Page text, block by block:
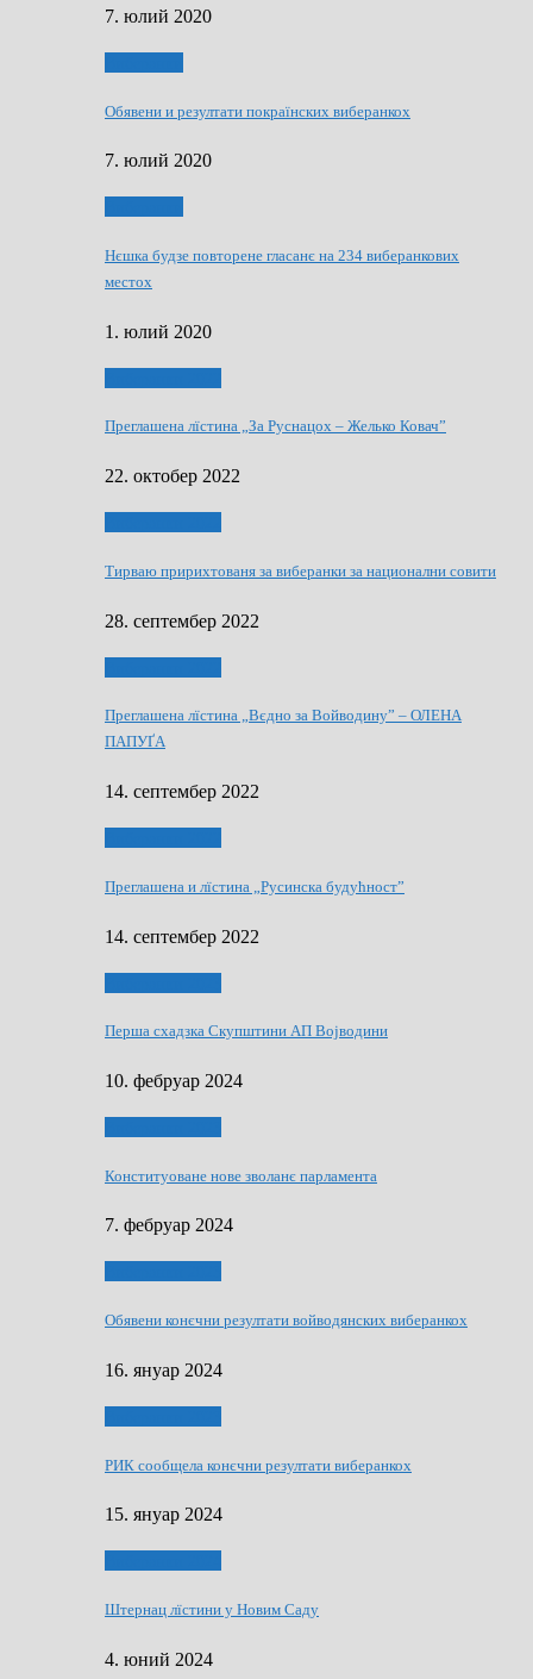
7. юлий 2020
Обявени и резултати покраїнских виберанкох
7. юлий 2020
Нєшка будзе повторене гласанє на 234 виберанкових
местох
1. юлий 2020
Преглашена лїстина „За Руснацох – Желько Ковач”
22. октобер 2022
Тирваю пририхтованя за виберанки за национални совити
28. септембер 2022
Преглашена лїстина „Вєдно за Войводину” – ОЛЕНА
ПАПУҐА
14. септембер 2022
Преглашена и лїстина „Русинска будућност”
14. септембер 2022
Перша схадзка Скупштини АП Војводини
10. фебруар 2024
Конституоване нове зволанє парламентa
7. фебруар 2024
Обявени конєчни резултати войводянских виберанкох
16. януар 2024
РИК сообщела конєчни резултати виберанкох
15. януар 2024
Штернац лїстини у Новим Саду
4. юний 2024